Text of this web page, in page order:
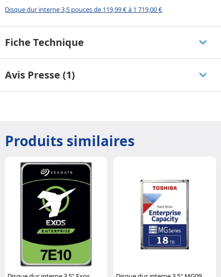
Disque dur interne 3,5 pouces de 119,99 € à 1 719,00 €
Fiche Technique
Avis Presse (1)
Produits similaires